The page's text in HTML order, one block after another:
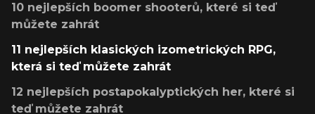
10 nejlepších boomer shooterů, které si teď
můžete zahrát
11 nejlepších klasických izometrických RPG,
která si teď můžete zahrát
12 nejlepších postapokalyptických her, které si
teď můžete zahrát